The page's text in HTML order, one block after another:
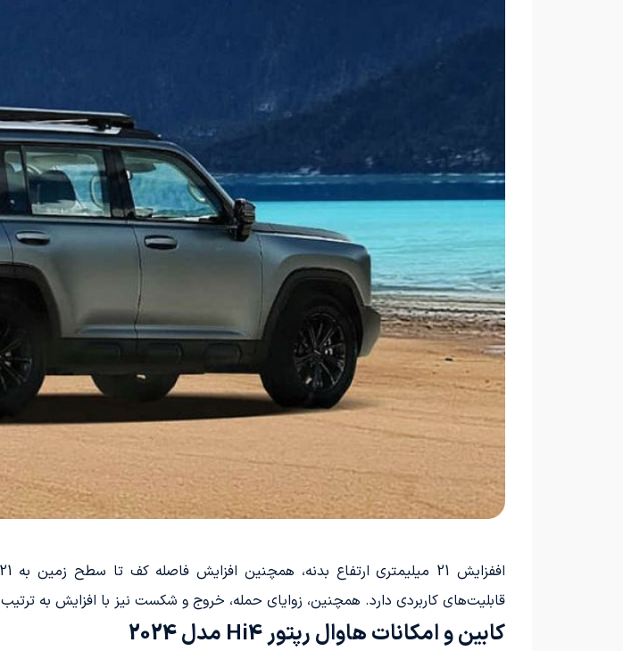
قابلیت‌های کاربردی دارد. همچنین، زوایای حمله، خروج و شکست نیز با افزایش به ترتیب 1، 2 و 1.1 درجه به 25، 32 و 20.1 درجه می­‌رسد.
کابین و امکانات هاوال رپتور Hi4 مدل 2024